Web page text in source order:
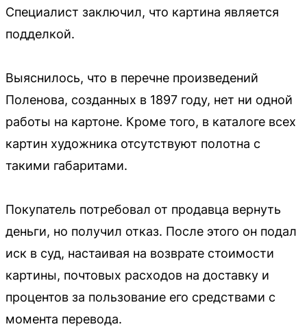
Специалист заключил, что картина является
подделкой.
Выяснилось, что в перечне произведений
Поленова, созданных в 1897 году, нет ни одной
работы на картоне. Кроме того, в каталоге всех
картин художника отсутствуют полотна с
такими габаритами.
Покупатель потребовал от продавца вернуть
деньги, но получил отказ. После этого он подал
иск в суд, настаивая на возврате стоимости
картины, почтовых расходов на доставку и
процентов за пользование его средствами с
момента перевода.